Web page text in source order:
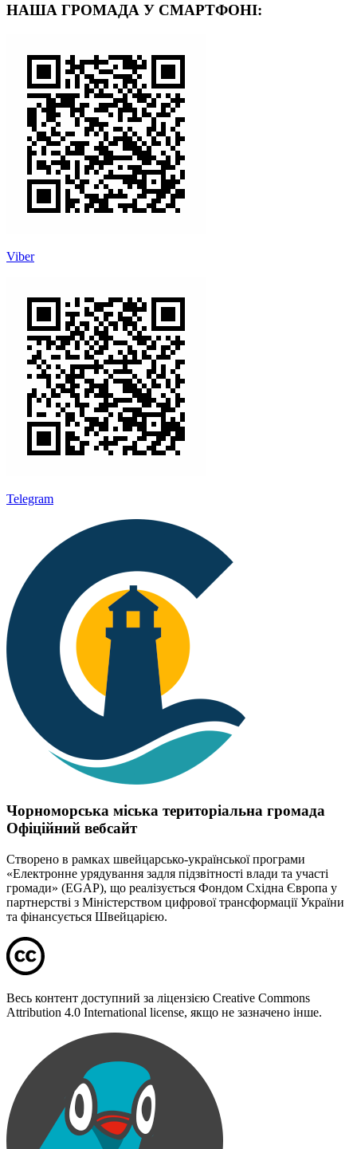
НАША ГРОМАДА У СМАРТФОНІ:
Viber
Telegram
Чорноморська міська територіальна громада
Офіційний вебсайт
Створено в рамках швейцарсько-української програми
«Електронне урядування задля підзвітності влади та участі
громади» (EGAP), що реалізується Фондом Східна Європа у
партнерстві з Міністерством цифрової трансформації України
та фінансується Швейцарією.
Весь контент доступний за ліцензією Creative Commons
Attribution 4.0 International license, якщо не зазначено інше.